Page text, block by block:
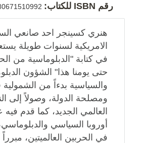
رقم ISBN للكتاب:
هنري كسينجر احد صانعي
الامريكية لسنوات طويلة
في كتابة "الدبلوماسية من
حتى يومنا هذا" الشؤون
والسياسية بدءاً من الشمولية
ومصلحة الدولة، وصولاً إلى
العالمي الجديد، كما قدم فيه
أوروبا السياسي
في الحربين العالميتين،